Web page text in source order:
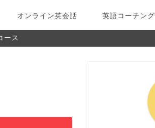
オンライン英会話 英語コーチング
ース